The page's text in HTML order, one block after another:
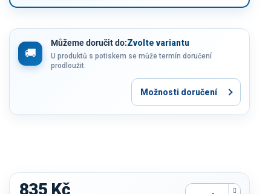
Můžeme doručit do:Zvolte variantu
U produktů s potiskem se může termín doručení
prodloužit.
Možnosti doručení
835 Kč